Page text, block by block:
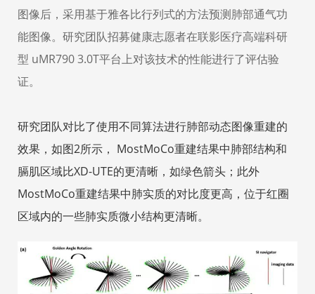
图像后，采用基于雅各比行列式的方法预测肺部通气功
能图像。研究团队招募健康志愿者在联影医疗高端科研
型 uMR790 3.0T平台上对该技术的性能进行了评估验
证。
研究团队对比了使用不同算法进行肺部动态图像重建的
效果，如图2所示， MostMoCo重建结果中肺部结构和
膈肌区域比XD-UTE的更清晰，如绿色箭头；此外
MostMoCo重建结果中肺实质的对比度更高，位于红圈
区域内的一些肺实质微小结构更清晰。